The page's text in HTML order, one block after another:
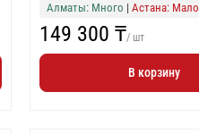
Алматы: Много | Астана: Мало
149 300 ₸/ шт
В корзину